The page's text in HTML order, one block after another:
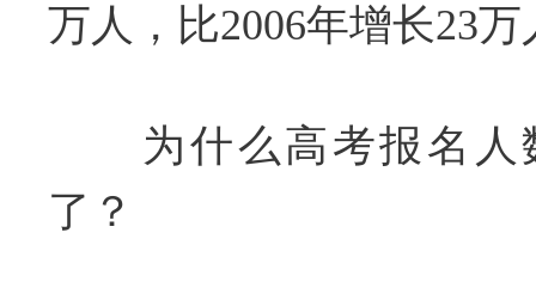
万人，比2006年增长23万
为什么高考报名人
了？